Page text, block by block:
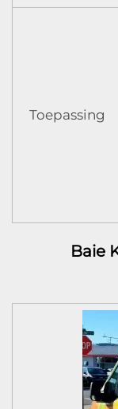
Toepassing
Baie